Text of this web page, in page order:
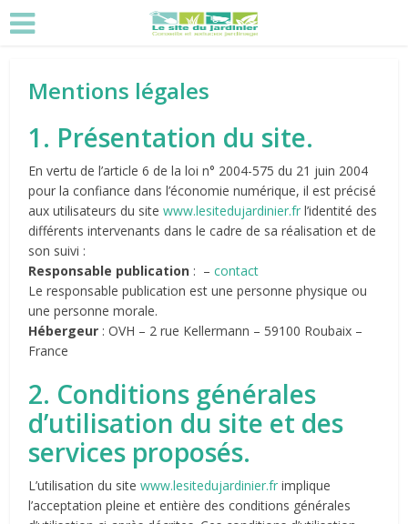
Mentions légales
1. Présentation du site.
En vertu de l’article 6 de la loi n° 2004-575 du 21 juin 2004
pour la confiance dans l’économie numérique, il est précisé
aux utilisateurs du sitewww.lesitedujardinier.fr l’identité des
différents intervenants dans le cadre de sa réalisation et de
son suivi :
Responsable publication : –contact
Le responsable publication est une personne physique ou
une personne morale.
Hébergeur : OVH – 2 rue Kellermann – 59100 Roubaix –
France
2. Conditions générales
d’utilisation du site et des
services proposés.
L’utilisation du sitewww.lesitedujardinier.fr implique
l’acceptation pleine et entière des conditions générales